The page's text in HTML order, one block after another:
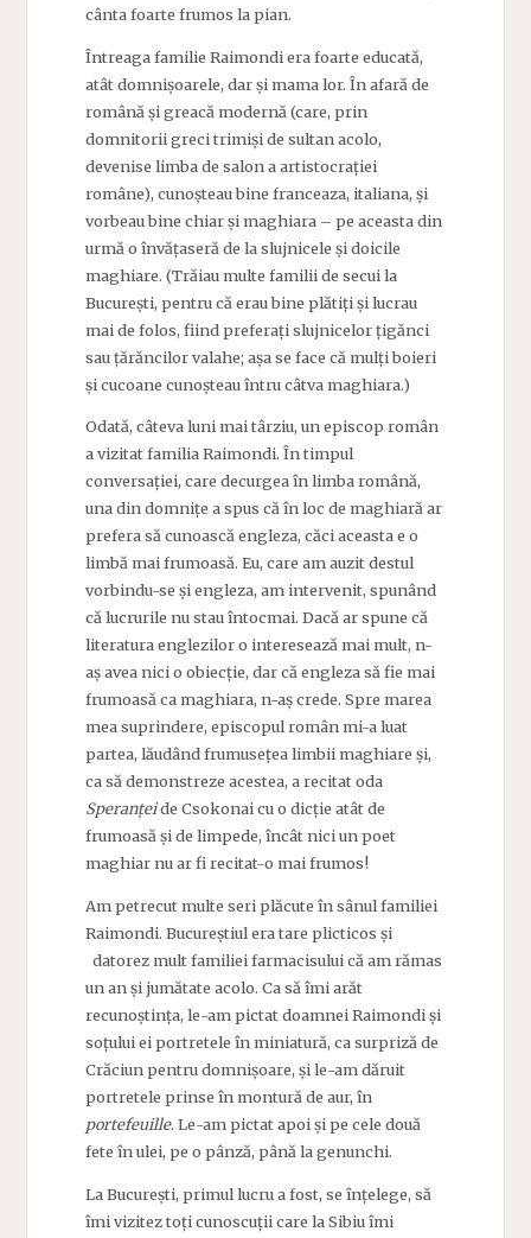
cânta foarte frumos la pian.
Întreaga familie Raimondi era foarte educată,
atât domnișoarele, dar și mama lor. În afară de
română și greacă modernă (care, prin
domnitorii greci trimiși de sultan acolo,
devenise limba de salon a artistocrației
române), cunoșteau bine franceaza, italiana, și
vorbeau bine chiar și maghiara – pe aceasta din
urmă o învățaseră de la slujnicele și doicile
maghiare. (Trăiau multe familii de secui la
București, pentru că erau bine plătiți și lucrau
mai de folos, fiind preferați slujnicelor țigănci
sau țărăncilor valahe; așa se face că mulți boieri
și cucoane cunoșteau întru câtva maghiara.)
Odată, câteva luni mai târziu, un episcop român
a vizitat familia Raimondi. În timpul
conversației, care decurgea în limba română,
una din domnițe a spus că în loc de maghiară ar
prefera să cunoască engleza, căci aceasta e o
limbă mai frumoasă. Eu, care am auzit destul
vorbindu-se și engleza, am intervenit, spunând
că lucrurile nu stau întocmai. Dacă ar spune că
literatura englezilor o interesează mai mult, n-
aș avea nici o obiecție, dar că engleza să fie mai
frumoasă ca maghiara, n-aș crede. Spre marea
mea suprindere, episcopul român mi-a luat
partea, lăudând frumusețea limbii maghiare și,
ca să demonstreze acestea, a recitat oda
Speranțeide Csokonaicu o dicție atât de
frumoasă și de limpede, încât nici un poet
maghiar nu ar fi recitat-o mai frumos!
Am petrecut multe seri plăcute în sânul familiei
Raimondi. Bucureștiul era tare plicticos și
datorez mult familiei farmacisului că am rămas
un an și jumătate acolo. Ca să îmi arăt
recunoștința, le-am pictat doamnei Raimondi și
soțului ei portretele în miniatură, ca surpriză de
Crăciun pentru domnișoare, și le-am dăruit
portretele prinse în montură de aur, în
portefeuille. Le-am pictat apoi și pe cele două
fete în ulei, pe o pânză, până la genunchi.
La București, primul lucru a fost, se înțelege, să
îmi vizitez toți cunoscuții care la Sibiu îmi